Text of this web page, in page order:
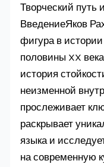
Творческий путь
ВведениеЯков
фигура в истории
половины XX
история
неизменной
прослеживает
раскрывает
языка и
на современную